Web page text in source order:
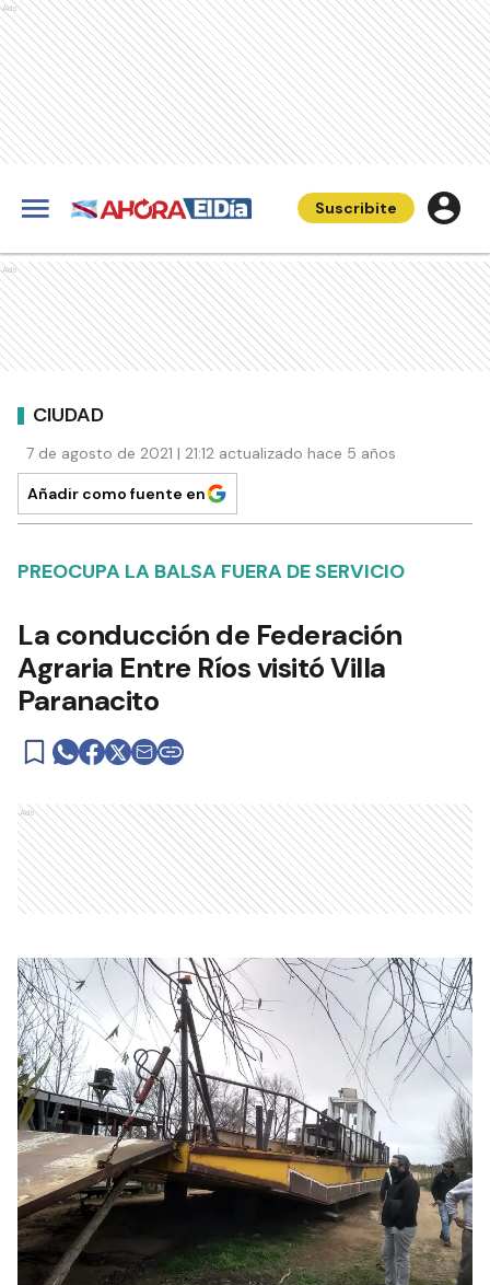
Ads
Suscribite
Ads
CIUDAD
7 de agosto de 2021 | 21:12 actualizado hace 5 años
Añadir como fuente en
PREOCUPA LA BALSA FUERA DE SERVICIO
La conducción de Federación
Agraria Entre Ríos visitó Villa
Paranacito
Ads